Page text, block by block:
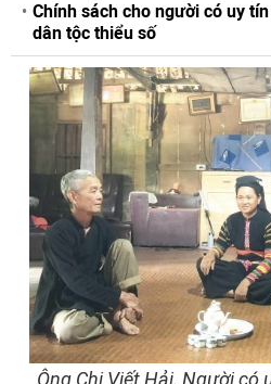
Chính sách cho người có uy
dân tộc thiểu số
Ông Chi Viết Hải, Người có